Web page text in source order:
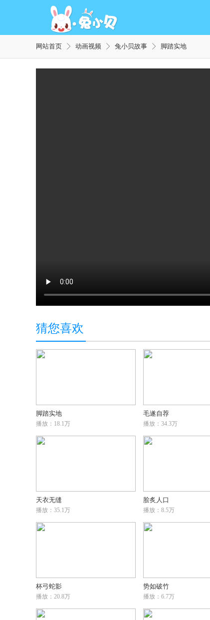
网站首页 动画视频 兔小贝故事 脚踏实地
猜您喜欢
脚踏实地
播放：18.1万
毛遂自荐
播放：34.3万
天衣无缝
播放：35.1万
脍炙人口
播放：8.5万
杯弓蛇影
播放：20.8万
势如破竹
播放：6.7万